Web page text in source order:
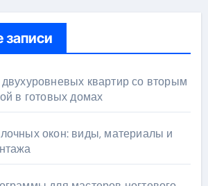
записи
квартир со вторым
в готовых домах
окон: виды, материалы и